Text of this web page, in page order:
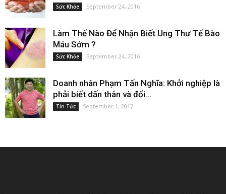
Sức Khỏe September 24, 2016
Làm Thế Nào Để Nhận Biết Ung Thư Tế Bào
Máu Sớm ?
Sức Khỏe September 24, 2016
Doanh nhân Phạm Tấn Nghĩa: Khởi nghiệp là
phải biết dấn thân và đối...
Tin Tức September 1, 2017